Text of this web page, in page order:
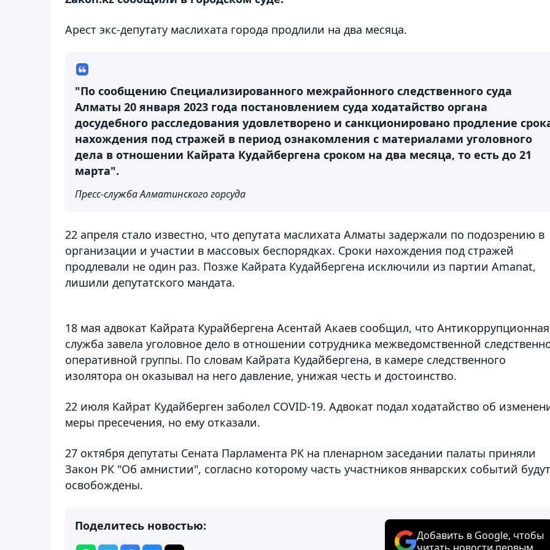
Арест экс-депутату маслихата города продлили на два месяца.
"По сообщению Специализированного межрайонного следственного суда
Алматы 20 января 2023 года постановлением суда ходатайство органа
досудебного расследования удовлетворено и санкционировано продление
нахождения под стражей в период ознакомления с материалами уголовного
дела в отношении Кайрата Кудайбергена сроком на два месяца, то есть до 21
марта".
Пресс-служба Алматинского горсуда
22 апреля стало известно, что депутата маслихата Алматы задержали по подозрению в
организации и участии в массовых беспорядках. Сроки нахождения под стражей
продлевали не один раз. Позже Кайрата Кудайбергена исключили из партии Amanat,
лишили депутатского мандата.
18 мая адвокат Кайрата Курайбергена Асентай Акаев сообщил, что Антикоррупционная
служба завела уголовное дело в отношении сотрудника межведомственной
оперативной группы. По словам Кайрата Кудайбергена, в камере следственного
изолятора он оказывал на него давление, унижая честь и достоинство.
22 июля Кайрат Кудайберген заболел COVID-19. Адвокат подал ходатайство об
меры пресечения, но ему отказали.
27 октября депутаты Сената Парламента РК на пленарном заседании палаты приняли
Закон РК "Об амнистии", согласно которому часть участников январских событий будут
освобождены.
Поделитесь новостью:
Добавить в Google, чтобы